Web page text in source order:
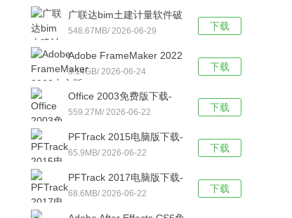
位 中文版下载
下载
广联达bim土建计量软件破
解版下载-广联达bim土建
载
548.67MB/ 2026-06-29
下载
Adobe FrameMaker 2022
中文版下载-Adobe
FrameMaker v17.0.2.431
3.14GB/ 2026-06-24
下载
Office 2003免费版下载-
Office 2003专业版【亲测
有效】简体中文版下载
559.27M/ 2026-06-22
下载
PFTrack 2015电脑版下载-
PFTrack 2015简体中文版
65.9MB/ 2026-06-22
下载
PFTrack 2017电脑版下载-
PFTrack 2017简体中文版
68.6MB/ 2026-06-22